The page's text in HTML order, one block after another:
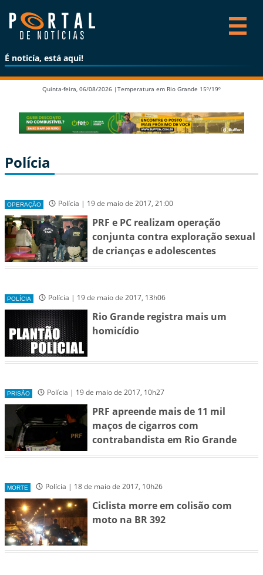
É noticía, está aqui!
Quinta-feira, 06/08/2026 | Temperatura em Rio Grande 15º/19º
Polícia
OPERAÇÃO Polícia | 19 de maio de 2017, 21:00
PRF e PC realizam operação
conjunta contra exploração sexual
de crianças e adolescentes
POLÍCIA Polícia | 19 de maio de 2017, 13h06
Rio Grande registra mais um
homicídio
PRISÃO Polícia | 19 de maio de 2017, 10h27
PRF apreende mais de 11 mil
maços de cigarros com
contrabandista em Rio Grande
MORTE Polícia | 18 de maio de 2017, 10h26
Ciclista morre em colisão com
moto na BR 392